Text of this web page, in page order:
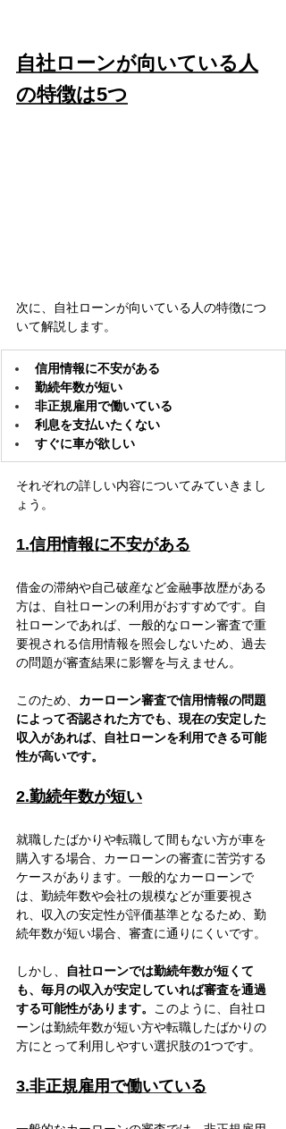
自社ローンが向いている人
の特徴は5つ
次に、自社ローンが向いている人の特徴につ
いて解説します。
信用情報に不安がある
勤続年数が短い
非正規雇用で働いている
利息を支払いたくない
すぐに車が欲しい
それぞれの詳しい内容についてみていきまし
ょう。
1.信用情報に不安がある
借金の滞納や自己破産など金融事故歴がある
方は、自社ローンの利用がおすすめです。自
社ローンであれば、一般的なローン審査で重
要視される信用情報を照会しないため、過去
の問題が審査結果に影響を与えません。
このため、 カーローン審査で信用情報の問題
によって否認された方でも、現在の安定した
収入があれば、自社ローンを利用できる可能
性が高いです。
2.勤続年数が短い
就職したばかりや転職して間もない方が車を
購入する場合、カーローンの審査に苦労する
ケースがあります。一般的なカーローンで
は、勤続年数や会社の規模などが重要視さ
れ、収入の安定性が評価基準となるため、勤
続年数が短い場合、審査に通りにくいです。
しかし、
自社ローンでは勤続年数が短くて
も、毎月の収入が安定していれば審査を通過
する可能性があります。
このように、自社ロ
ーンは勤続年数が短い方や転職したばかりの
方にとって利用しやすい選択肢の1つです。
3.非正規雇用で働いている